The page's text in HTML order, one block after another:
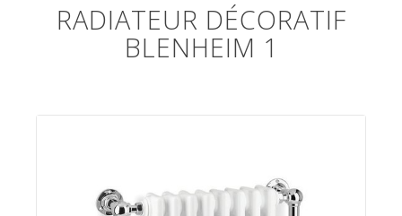
RADIATEUR DÉCORATIF
BLENHEIM 1